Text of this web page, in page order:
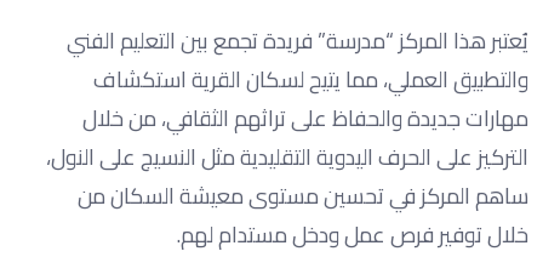
يُعتبر هذا المركز “مدرسة” فريدة تجمع بين التعليم الفني
والتطبيق العملي، مما يتيح لسكان القرية استكشاف
مهارات جديدة والحفاظ على تراثهم الثقافي، من خلال
التركيز على الحرف اليدوية التقليدية مثل النسيج على النول،
ساهم المركز في تحسين مستوى معيشة السكان من
خلال توفير فرص عمل ودخل مستدام لهم.